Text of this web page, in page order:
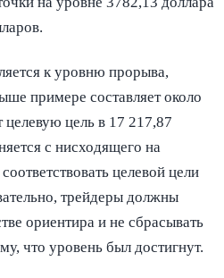
к уровню прорыва,
примере составляет около
целевую цель в 17 217,87
с нисходящего на
целевой цели
трейдеры должны
ориентира и не сбрасывать
что уровень был достигнут.